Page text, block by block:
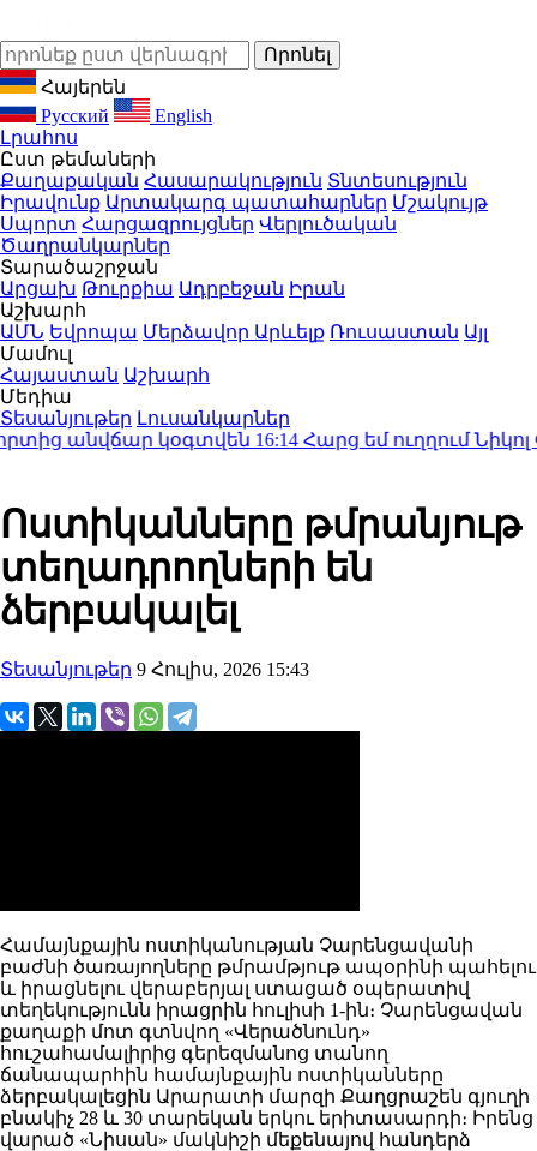
Հայերեն
Русский
English
Լրահոս
Ըստ թեմաների
Քաղաքական Հասարակություն Տնտեսություն
Իրավունք Արտակարգ պատահարներ Մշակույթ
Սպորտ Հարցազրույցներ Վերլուծական
Ծաղրանկարներ
Տարածաշրջան
Արցախ Թուրքիա Ադրբեջան Իրան
Աշխարհ
ԱՄՆ Եվրոպա Մերձավոր Արևելք Ռուսաստան Այլ
Մամուլ
Հայաստան Աշխարհ
Մեդիա
Տեսանյութեր Լուսանկարներ
անվճար կօգտվեն16:14Հարց եմ ուղղում Նիկոլ
Ոստիկանները թմրանյութ
տեղադրողների են
ձերբակալել
Տեսանյութեր 9 Հուլիս, 2026 15:43
Համայնքային ոստիկանության Չարենցավանի
բաժնի ծառայողները թմրամթյութ ապօրինի պահելու
և իրացնելու վերաբերյալ ստացած օպերատիվ
տեղեկությունն իրացրին հուլիսի 1-ին։ Չարենցավան
քաղաքի մոտ գտնվող «Վերածնունդ»
հուշահամալիրից գերեզմանոց տանող
ճանապարհին համայնքային ոստիկանները
ձերբակալեցին Արարատի մարզի Քաղցրաշեն գյուղի
բնակիչ 28 և 30 տարեկան երկու երիտասարդի։ Իրենց
վարած «Նիսան» մակնիշի մեքենայով հանդերձ